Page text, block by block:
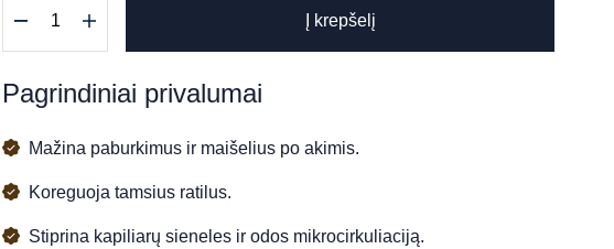
kiekis:
Liposmose
serumas
Į krepšelį
Pagrindiniai privalumai
Mažina paburkimus ir maišelius po akimis.
Koreguoja tamsius ratilus.
Stiprina kapiliarų sieneles ir odos mikrocirkuliaciją.